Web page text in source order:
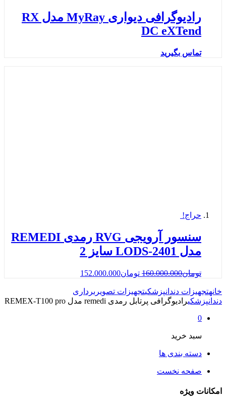
رادیوگرافی دیواری MyRay مدل RX
DC eXTend
تماس بگیرید
حراج!
سنسور آرویجی RVG رمدی REMEDI
مدل LODS-2401 سایز 2
تومان160.000.000 تومان152.000.000
خانهتجهیزات دندانپزشکیتجهیزات تصویربرداری
دندانپزشکیرادیوگرافی پرتابل رمدی remedi مدل REMEX-T100 pro
0
سبد خرید
دسته بندی ها
صفحه نخست
امکانات ویژه